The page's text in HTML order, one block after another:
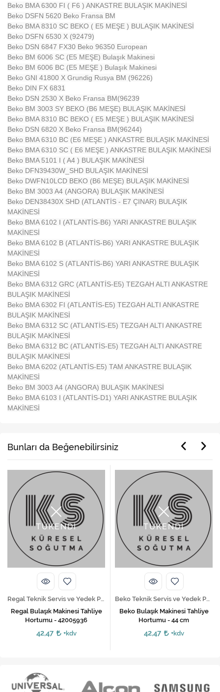
Beko BMA 6300 FI ( F6 ) ANKASTRE BULAŞIK MAKİNESİ
Beko DSFN 5620 Beko Fransa BM
Beko BMA 8310 SC BEKO ( E5 MEŞE ) BULAŞIK MAKİNESİ
Beko DSFN 6530 X (92479)
Beko DSN 6847 FX30 Beko 96350 European
Beko BM 6006 SC (E5 MEŞE) Bulaşık Makinesi
Beko BM 6006 BC (E5 MEŞE ) Bulaşık Makinesi
Beko GNI 41800 X Grundig Rusya BM (96226)
Beko DIN FX 6831
Beko DSN 2530 X Beko Fransa BM(96239
Beko BM 3003 SY BEKO (B6 MEŞE) BULAŞIK MAKİNESİ
Beko BMA 8310 BC BEKO ( E5 MEŞE ) BULAŞIK MAKİNESİ
Beko DSN 6820 X Beko Fransa BM(96244)
Beko BMA 6310 BC (E6 MEŞE ) ANKASTRE BULAŞIK MAKİNESİ
Beko BMA 6310 SC ( E6 MEŞE ) ANKASTRE BULAŞIK MAKİNESİ
Beko BMA 5101 I ( A4 ) BULAŞIK MAKİNESİ
Beko DFN39430W_SHD BULAŞIK MAKİNESİ
Beko DWFN10LCD BEKO (B6 MEŞE) BULAŞIK MAKİNESİ
Beko BM 3003 A4 (ANGORA) BULAŞIK MAKİNESİ
Beko DEN38430X SHD (ATLANTİS - E7 ÇINAR) BULAŞIK
MAKİNESİ
Beko BMA 6102 I (ATLANTİS-B6) YARI ANKASTRE BULAŞIK
MAKİNESİ
Beko BMA 6102 B (ATLANTİS-B6) YARI ANKASTRE BULAŞIK
MAKİNESİ
Beko BMA 6102 S (ATLANTİS-B6) YARI ANKASTRE BULAŞIK
MAKİNESİ
Beko BMA 6312 GRC (ATLANTİS-E5) TEZGAH ALTI ANKASTRE
BULAŞIK MAKİNESİ
Beko BMA 6302 FI (ATLANTİS-E5) TEZGAH ALTI ANKASTRE
BULAŞIK MAKİNESİ
Beko BMA 6312 SC (ATLANTİS-E5) TEZGAH ALTI ANKASTRE
BULAŞIK MAKİNESİ
Beko BMA 6312 BC (ATLANTİS-E5) TEZGAH ALTI ANKASTRE
BULAŞIK MAKİNESİ
Beko BMA 6202 (ATLANTİS-E5) TAM ANKASTRE BULAŞIK
MAKİNESİ
Beko BM 3003 A4 (ANGORA) BULAŞIK MAKİNESİ
Beko BMA 6103 I (ATLANTİS-D1) YARI ANKASTRE BULAŞIK
MAKİNESİ
Bunları da Beğenebilirsiniz
TÜKENDİ
Regal Teknik Servis ve Yedek Parça Hizmetleri
Regal Bulaşık Makinesi Tahliye
Hortumu - 42005936
42,47 +kdv
TÜKENDİ
Beko Teknik Servis ve Yedek Parça Hizmetleri
Beko Bulaşık Makinesi Tahliye
Hortumu - 44 cm
42,47 +kdv